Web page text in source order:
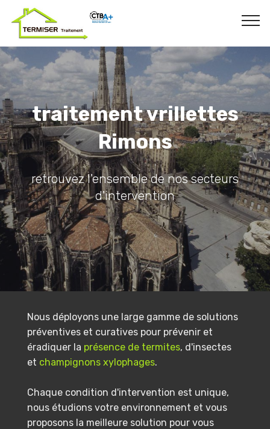
traitement vrillettes
Rimons
retrouvez l'ensemble de nos secteurs
d'intervention
Nous déployons une large gamme de solutions
préventives et curatives pour prévenir et
éradiquer la présence de termites, d'insectes
et champignons xylophages.
Chaque condition d'intervention est unique,
nous étudions votre environnement et vous
proposons la meilleure solution pour vous